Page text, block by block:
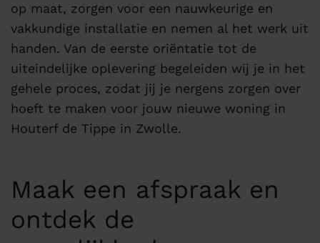
op maat, zorgen voor een nauwkeurige en
vakkundige installatie en nemen al het werk uit
handen. Van de eerste oriëntatie tot de
uiteindelijke oplevering begeleiden wij je in het
gehele proces, zodat jij je nergens zorgen over
hoeft te maken voor jouw nieuwe woning in
Houterf de Tippe in Zwolle.
Maak een afspraak en
ontdek de